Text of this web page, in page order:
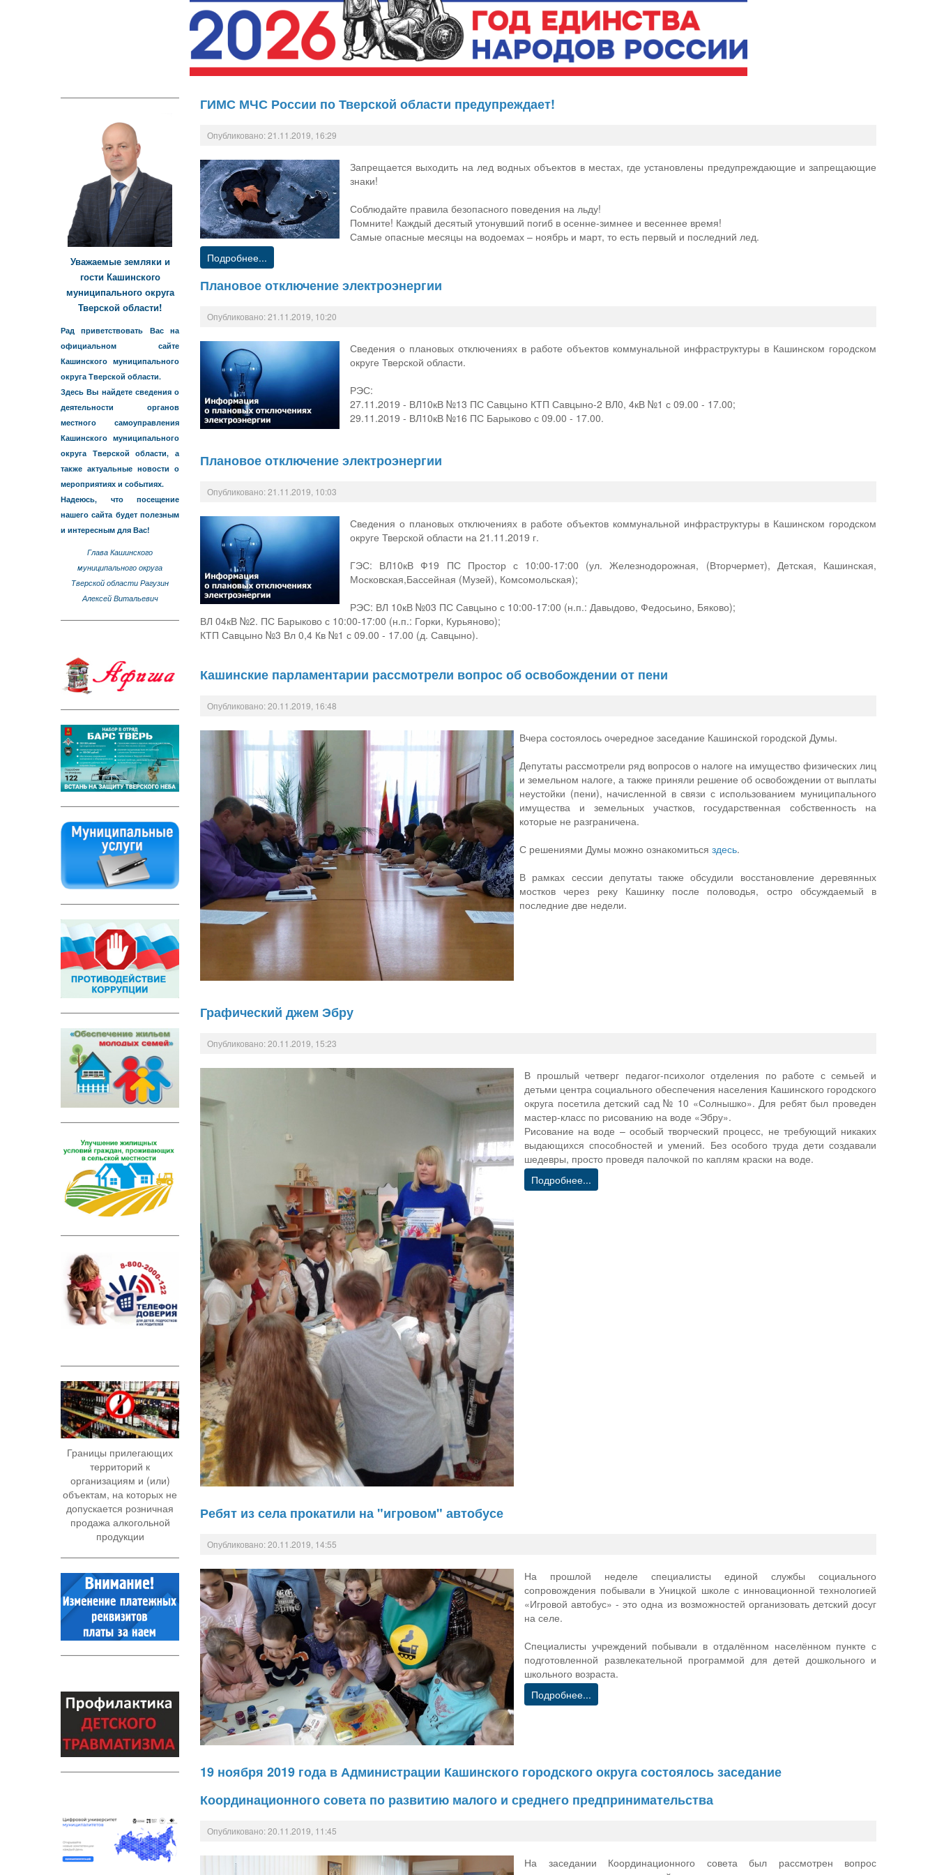
Уважаемые земляки и
гости Кашинского
муниципального округа
Тверской области!
Рад приветствовать Вас на
официальном сайте
Кашинского муниципального
округа Тверской области.
Здесь Вы найдете сведения о
деятельности органов
местного самоуправления
Кашинского муниципального
округа Тверской области, а
также актуальные новости о
мероприятиях и событиях.
Надеюсь, что посещение
нашего сайта будет полезным
и интересным для Вас!
Глава Кашинского
муниципального округа
Тверской области Рагузин
Алексей Витальевич
Границы прилегающих
территорий к
организациям и (или)
объектам, на которых не
допускается розничная
продажа алкогольной
продукции
ГИМС МЧС России по Тверской области предупреждает!
Опубликовано: 21.11.2019, 16:29
Запрещается выходить на лед водных объектов в местах, где установлены предупреждающие и запрещающие
знаки!
Соблюдайте правила безопасного поведения на льду!
Помните! Каждый десятый утонувший погиб в осенне-зимнее и весеннее время!
Самые опасные месяцы на водоемах – ноябрь и март, то есть первый и последний лед.
Подробнее...
Плановое отключение электроэнергии
Опубликовано: 21.11.2019, 10:20
Сведения о плановых отключениях в работе объектов коммунальной инфраструктуры в Кашинском городском
округе Тверской области.
РЭС:
27.11.2019 - ВЛ10кВ №13 ПС Савцыно КТП Савцыно-2 ВЛ0, 4кВ №1 с 09.00 - 17.00;
29.11.2019 - ВЛ10кВ №16 ПС Барыково с 09.00 - 17.00.
Плановое отключение электроэнергии
Опубликовано: 21.11.2019, 10:03
Сведения о плановых отключениях в работе объектов коммунальной инфраструктуры в Кашинском городском
округе Тверской области на 21.11.2019 г.
ГЭС: ВЛ10кВ Ф19 ПС Простор с 10:00-17:00 (ул. Железнодорожная, (Вторчермет), Детская, Кашинская,
Московская,Бассейная (Музей), Комсомольская);
РЭС: ВЛ 10кВ №03 ПС Савцыно с 10:00-17:00 (н.п.: Давыдово, Федосьино, Бяково);
ВЛ 04кВ №2. ПС Барыково с 10:00-17:00 (н.п.: Горки, Курьяново);
КТП Савцыно №3 Вл 0,4 Кв №1 с 09.00 - 17.00 (д. Савцыно).
Кашинские парламентарии рассмотрели вопрос об освобождении от пени
Опубликовано: 20.11.2019, 16:48
Вчера состоялось очередное заседание Кашинской городской Думы.
Депутаты рассмотрели ряд вопросов о налоге на имущество физических лиц
и земельном налоге, а также приняли решение об освобождении от выплаты
неустойки (пени), начисленной в связи с использованием муниципального
имущества и земельных участков, государственная собственность на
которые не разграничена.
С решениями Думы можно ознакомиться здесь.
В рамках сессии депутаты также обсудили восстановление деревянных
мостков через реку Кашинку после половодья, остро обсуждаемый в
последние две недели.
Графический джем Эбру
Опубликовано: 20.11.2019, 15:23
В прошлый четверг педагог-психолог отделения по работе с семьей и
детьми центра социального обеспечения населения Кашинского городского
округа посетила детский сад № 10 «Солнышко». Для ребят был проведен
мастер-класс по рисованию на воде «Эбру».
Рисование на воде – особый творческий процесс, не требующий никаких
выдающихся способностей и умений. Без особого труда дети создавали
шедевры, просто проведя палочкой по каплям краски на воде.
Подробнее...
Ребят из села прокатили на "игровом" автобусе
Опубликовано: 20.11.2019, 14:55
На прошлой неделе специалисты единой службы социального
сопровождения побывали в Уницкой школе с инновационной технологией
«Игровой автобус» - это одна из возможностей организовать детский досуг
на селе.
Специалисты учреждений побывали в отдалённом населённом пункте с
подготовленной развлекательной программой для детей дошкольного и
школьного возраста.
Подробнее...
19 ноября 2019 года в Администрации Кашинского городского округа состоялось заседание
Координационного совета по развитию малого и среднего предпринимательства
Опубликовано: 20.11.2019, 11:45
На заседании Координационного совета был рассмотрен вопрос